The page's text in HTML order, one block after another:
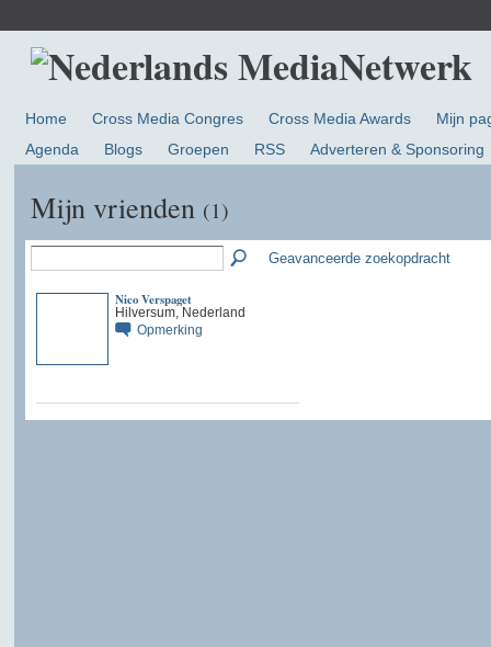
Home Cross Media Congres Cross Media Awards
Mijn
Agenda
Blogs Groepen RSS Adverteren & Sponsoring
Mijn vrienden (1)
Geavanceerde zoekopdracht
Nico Verspaget
Hilversum, Nederland
Opmerking